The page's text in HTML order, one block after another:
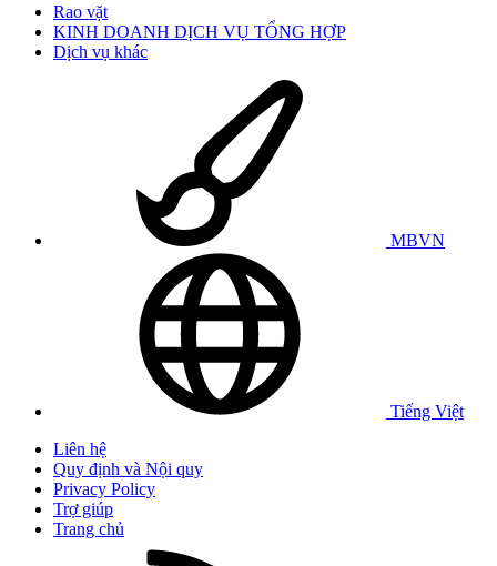
Rao vặt
KINH DOANH DỊCH VỤ TỔNG HỢP
Dịch vụ khác
MBVN
Tiếng Việt
Liên hệ
Quy định và Nội quy
Privacy Policy
Trợ giúp
Trang chủ